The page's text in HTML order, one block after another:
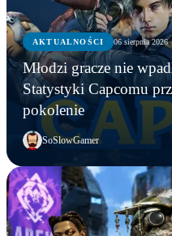
AKTUALNOŚCI 06 sierpnia 2026
Młodzi gracze nie
Statystyki Capcomu
pokolenie
SoSlowGamer